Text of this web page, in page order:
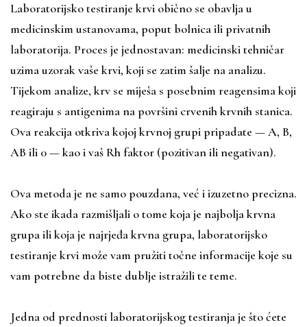
Laboratorijsko testiranje krvi obično se obavlja u
medicinskim ustanovama, poput bolnica ili privatnih
laboratorija. Proces je jednostavan: medicinski tehničar
uzima uzorak vaše krvi, koji se zatim šalje na analizu.
Tijekom analize, krv se miješa s posebnim reagensima koji
reagiraju s antigenima na površini crvenih krvnih stanica.
Ova reakcija otkriva kojoj krvnoj grupi pripadate — A, B,
AB ili 0 — kao i vaš Rh faktor (pozitivan ili negativan).
Ova metoda je ne samo pouzdana, već i izuzetno precizna.
Ako ste ikada razmišljali o tome koja je najbolja krvna
grupa ili koja je najrjeđa krvna grupa, laboratorijsko
testiranje krvi može vam pružiti točne informacije koje su
vam potrebne da biste dublje istražili te teme.
Jedna od prednosti laboratorijskog testiranja je što ćete